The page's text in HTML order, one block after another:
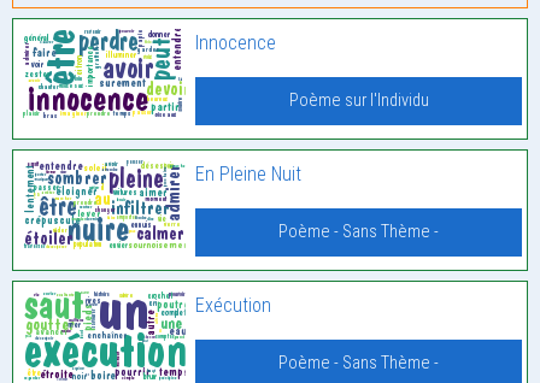
Innocence
Poème sur l'Individu
En Pleine Nuit
Poème - Sans Thème -
Exécution
Poème - Sans Thème -